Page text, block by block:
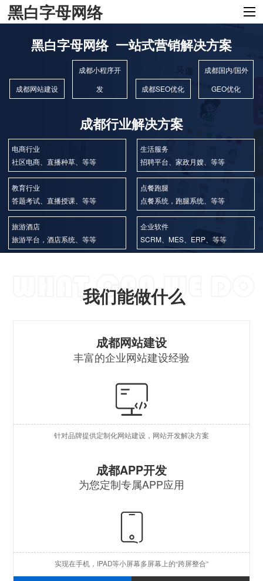
黑白字母网络
黑白字母网络 一站式营销解决方案
成都网站建设
成都小程序开
发
成都SEO优化
成都国内/国外
GEO优化
成都行业解决方案
电商行业
社区电商、直播种草、等等
生活服务
招聘平台、家政月嫂、等等
教育行业
答题考试、直播授课、等等
点餐跑腿
点餐系统，跑腿系统、等等
旅游酒店
旅游平台，酒店系统、等等
企业软件
SCRM、MES、ERP、等等
我们能做什么
成都网站建设
丰富的企业网站建设经验
针对品牌提供定制化网站建设，网站开发解决方案
成都APP开发
为您定制专属APP应用
实现在手机，IPAD等小屏幕多屏幕上的“跨屏整合”